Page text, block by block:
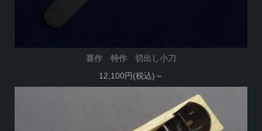
喜作 特作 切出し小刀
12,100円(税込)～